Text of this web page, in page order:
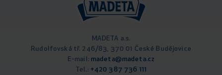
MADETA a.s.
Rudolfovská tř. 246/83, 370 01 České Budějovice
E-mail: madeta@madeta.cz
Tel.: +420 387 736 111